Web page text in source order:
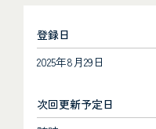
登録日
2025年8月29日
次回更新予定日